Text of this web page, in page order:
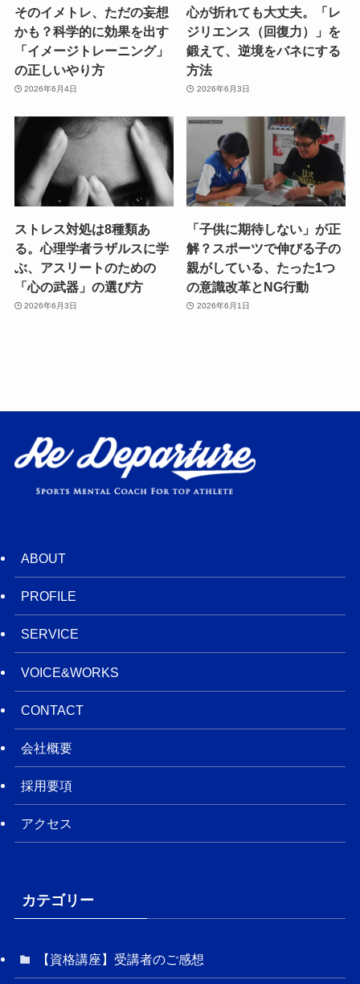
そのイメトレ、ただの妄想
かも？科学的に効果を出す
「イメージトレーニング」
の正しいやり方
2026年6月4日
心が折れても大丈夫。「レ
ジリエンス（回復力）」を
鍛えて、逆境をバネにする
方法
2026年6月3日
ストレス対処は8種類あ
る。心理学者ラザルスに学
ぶ、アスリートのための
「心の武器」の選び方
2026年6月3日
「子供に期待しない」が正
解？スポーツで伸びる子の
親がしている、たった1つ
の意識改革とNG行動
2026年6月1日
ABOUT
PROFILE
SERVICE
VOICE&WORKS
CONTACT
会社概要
採用要項
アクセス
カテゴリー
【資格講座】受講者のご感想